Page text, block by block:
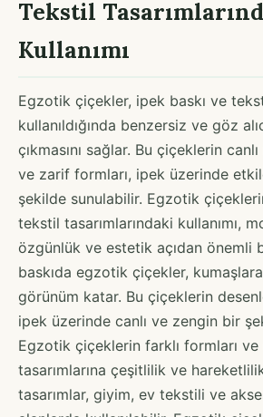
Tekstil
Kullanımı
Egzotik çiçekler, ipek baskı ve
kullanıldığında benzersiz ve göz
çıkmasını sağlar. Bu çiçeklerin
ve zarif formları, ipek üzerinde
şekilde sunulabilir. Egzotik
tekstil tasarımlarındaki kullanımı,
özgünlük ve estetik açıdan önemli
baskıda egzotik çiçekler,
görünüm katar. Bu çiçeklerin
ipek üzerinde canlı ve zengin bir
Egzotik çiçeklerin farklı formları ve
tasarımlarına çeşitlilik ve
tasarımlar, giyim, ev tekstili ve